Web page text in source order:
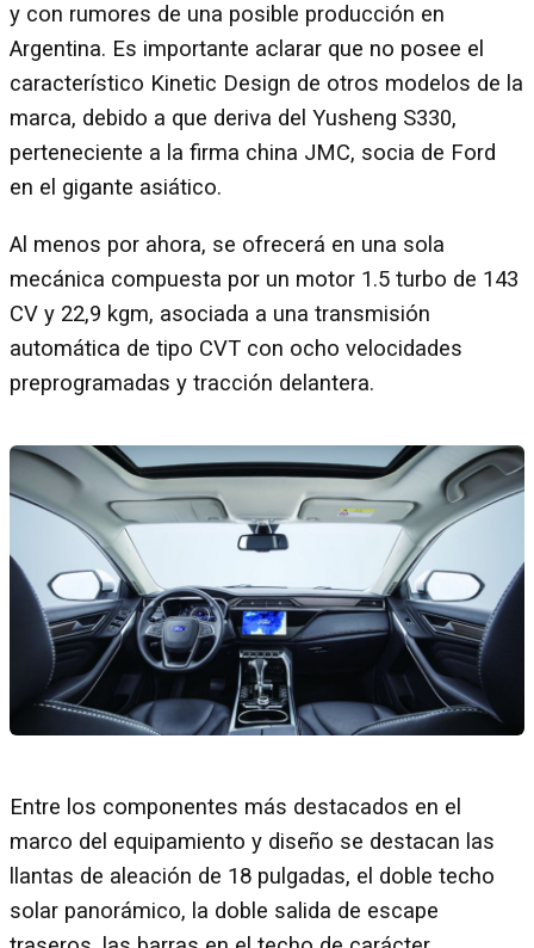
y con rumores de una posible producción en
Argentina. Es importante aclarar que no posee el
característico Kinetic Design de otros modelos de la
marca, debido a que deriva del Yusheng S330,
perteneciente a la firma china JMC, socia de Ford
en el gigante asiático.
Al menos por ahora, se ofrecerá en una sola
mecánica compuesta por un motor 1.5 turbo de 143
CV y 22,9 kgm, asociada a una transmisión
automática de tipo CVT con ocho velocidades
preprogramadas y tracción delantera.
Entre los componentes más destacados en el
marco del equipamiento y diseño se destacan las
llantas de aleación de 18 pulgadas, el doble techo
solar panorámico, la doble salida de escape